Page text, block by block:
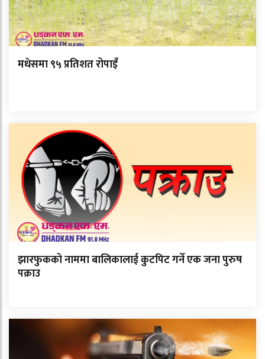
मधेसमा ९५ प्रतिशत रोपाइँ
झारफुकको नाममा बालिकालाई कुटपिट गर्ने एक जना पुरुष
पक्राउ